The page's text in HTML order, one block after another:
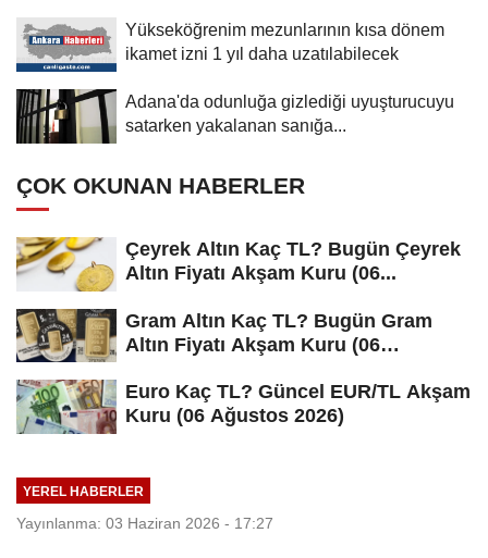
Yükseköğrenim mezunlarının kısa dönem
ikamet izni 1 yıl daha uzatılabilecek
Adana'da odunluğa gizlediği uyuşturucuyu
satarken yakalanan sanığa...
ÇOK OKUNAN HABERLER
Çeyrek Altın Kaç TL? Bugün Çeyrek
Altın Fiyatı Akşam Kuru (06...
Gram Altın Kaç TL? Bugün Gram
Altın Fiyatı Akşam Kuru (06
Euro Kaç TL? Güncel EUR/TL Akşam
Kuru (06 Ağustos 2026)
YEREL HABERLER
Yayınlanma: 03 Haziran 2026 - 17:27